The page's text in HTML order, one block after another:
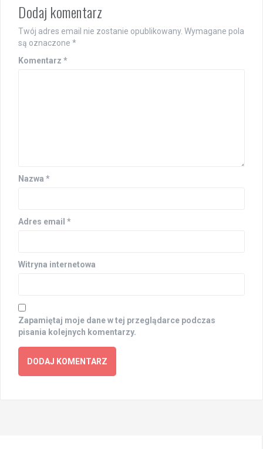
Dodaj komentarz
Twój adres email nie zostanie opublikowany. Wymagane pola
są oznaczone *
Komentarz *
Nazwa *
Adres email *
Witryna internetowa
Zapamiętaj moje dane w tej przeglądarce podczas
pisania kolejnych komentarzy.